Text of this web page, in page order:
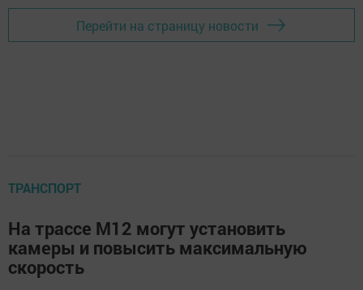
Перейти на страницу новости
ТРАНСПОРТ
На трассе М12 могут установить
камеры и повысить максимальную
скорость